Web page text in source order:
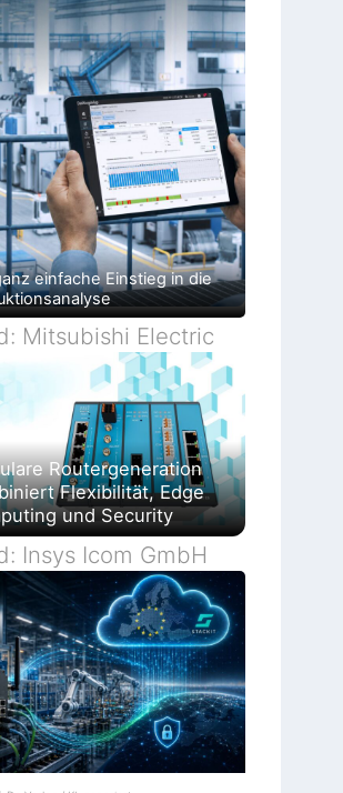
einfache Einstieg in die
Mitsubishi Electric
Routergeneration
Flexibilität, Edge
und Security
Insys Icom GmbH